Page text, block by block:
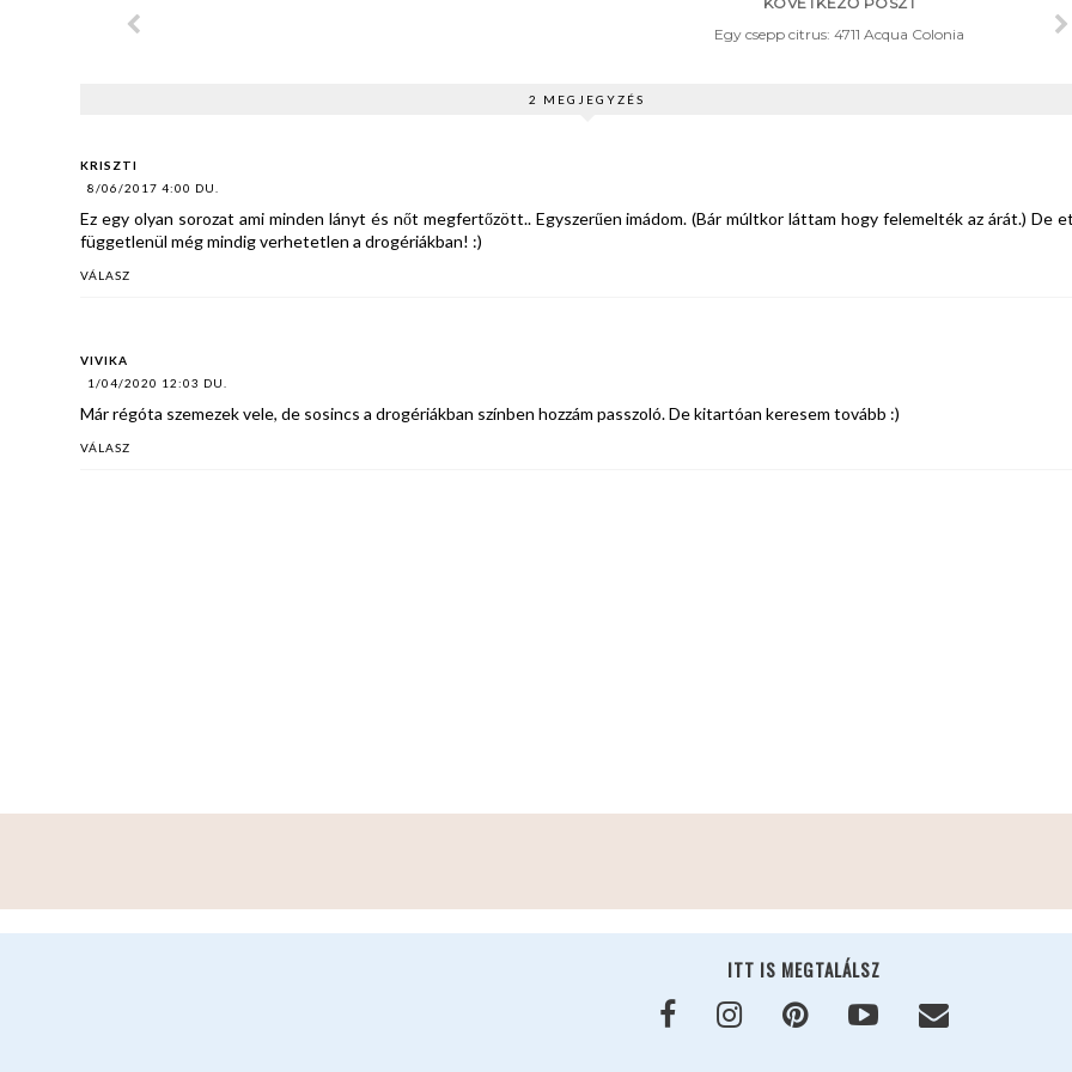
Egy csepp citrus: 4711 Acqua Colonia
2 MEGJEGYZÉS
KRISZTI
8/06/2017 4:00 DU.
Ez egy olyan sorozat ami minden lányt és nőt megfertőzött.. Egyszerűen imádom. (Bár múltkor láttam hogy felemelték az árát.) De
függetlenül még mindig verhetetlen a drogériákban! :)
VÁLASZ
VIVIKA
1/04/2020 12:03 DU.
Már régóta szemezek vele, de sosincs a drogériákban színben hozzám passzoló. De kitartóan keresem tovább :)
VÁLASZ
ITT IS MEGTALÁLSZ